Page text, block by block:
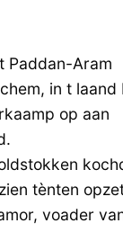
Paddan-Aram
in t laand
op aan
tènten
voader